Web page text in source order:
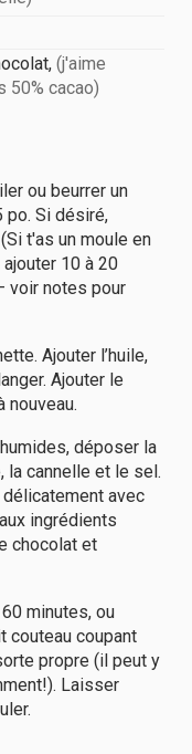
, (j'aime
cacao)
ou beurrer un
po. Si désiré,
t'as un moule en
10 à 20
voir notes pour
Ajouter l’huile,
Ajouter le
nouveau.
déposer la
la cannelle et le sel.
avec
ingrédients
chocolat et
minutes, ou
couteau coupant
propre (il peut y
Laisser